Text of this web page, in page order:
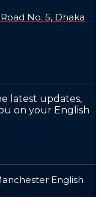
No. 5, Dhaka
latest updates,
on your English
English